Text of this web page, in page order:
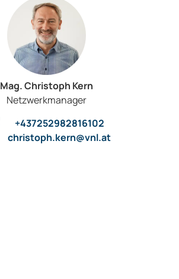
Mag. Christoph Kern
Netzwerkmanager
+437252982816102
christoph.kern@vnl.at